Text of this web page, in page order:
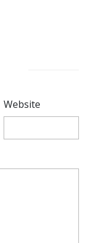
Website